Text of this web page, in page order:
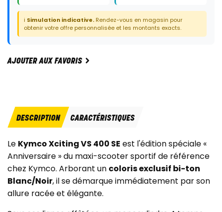
Durée: 42 mois Durée:
41 mois
Dernier paiement: 2 450 €
ℹ️ Simulation indicative. Rendez-vous en magasin pour
obtenir votre offre personnalisée et les montants exacts.
AJOUTER AUX FAVORIS
DESCRIPTION CARACTÉRISTIQUES
Le Kymco Xciting VS 400 SE est l'édition spéciale «
Anniversaire » du maxi-scooter sportif de référence
chez Kymco. Arborant un coloris exclusif bi-ton
Blanc/Noir, il se démarque immédiatement par son
allure racée et élégante.